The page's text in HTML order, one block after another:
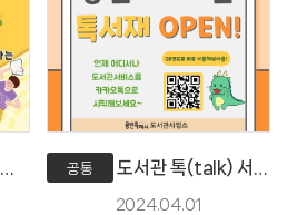
공통 도서관 톡(talk) 서재 서비스 안내
2024.04.01